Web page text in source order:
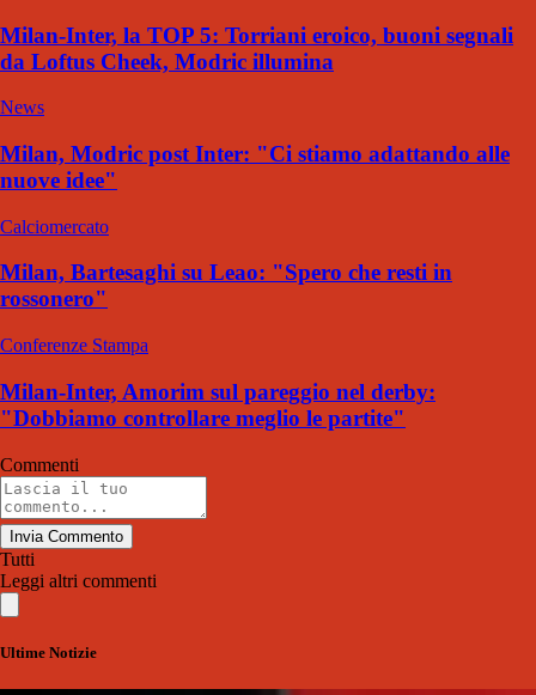
Milan-Inter, la TOP 5: Torriani eroico, buoni segnali
da Loftus Cheek, Modric illumina
News
Milan, Modric post Inter: "Ci stiamo adattando alle
nuove idee"
Calciomercato
Milan, Bartesaghi su Leao: "Spero che resti in
rossonero"
Conferenze Stampa
Milan-Inter, Amorim sul pareggio nel derby:
"Dobbiamo controllare meglio le partite"
Commenti
Invia Commento
Tutti
Leggi altri commenti
Ultime Notizie